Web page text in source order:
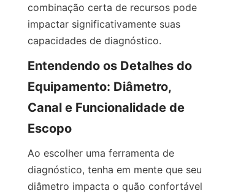
combinação certa de recursos pode
impactar significativamente suas
capacidades de diagnóstico.
Entendendo os Detalhes do
Equipamento: Diâmetro,
Canal e Funcionalidade de
Escopo
Ao escolher uma ferramenta de
diagnóstico, tenha em mente que seu
diâmetro impacta o quão confortável